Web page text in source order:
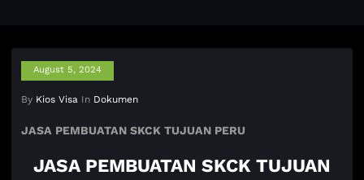
August 5, 2024
By Kios Visa In Dokumen
JASA PEMBUATAN SKCK TUJUAN PERU
JASA PEMBUATAN SKCK TUJUAN